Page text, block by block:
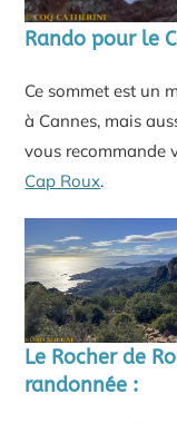
Rando pour le
Ce sommet est un
à Cannes, mais
vous recommande
Cap Roux.
Le Rocher de
randonnée :